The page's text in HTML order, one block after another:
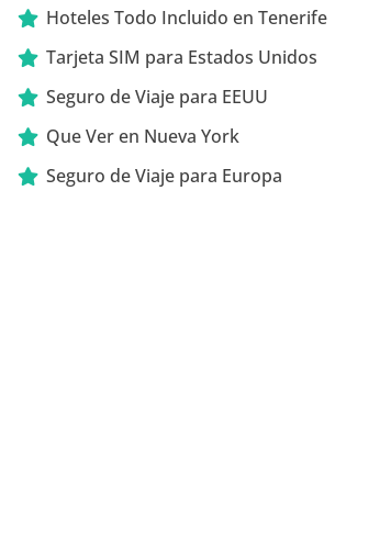
Hoteles Todo Incluido en Tenerife
Tarjeta SIM para Estados Unidos
Seguro de Viaje para EEUU
Que Ver en Nueva York
Seguro de Viaje para Europa